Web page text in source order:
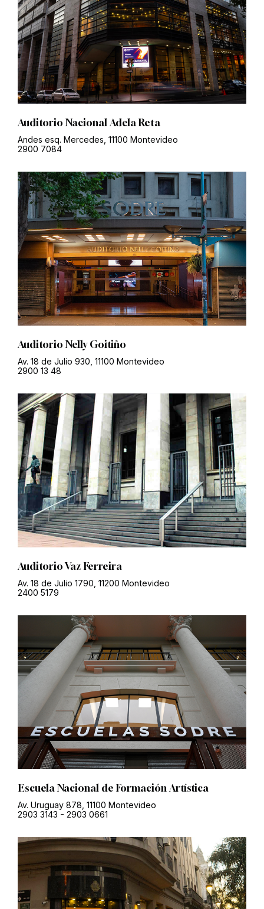
Auditorio Nacional Adela Reta
Andes esq. Mercedes, 11100 Montevideo
2900 7084
Auditorio Nelly Goitiño
Av. 18 de Julio 930, 11100 Montevideo
2900 13 48
Auditorio Vaz Ferreira
Av. 18 de Julio 1790, 11200 Montevideo
2400 5179
Escuela Nacional de Formación Artística
Av. Uruguay 878, 11100 Montevideo
2903 3143 - 2903 0661